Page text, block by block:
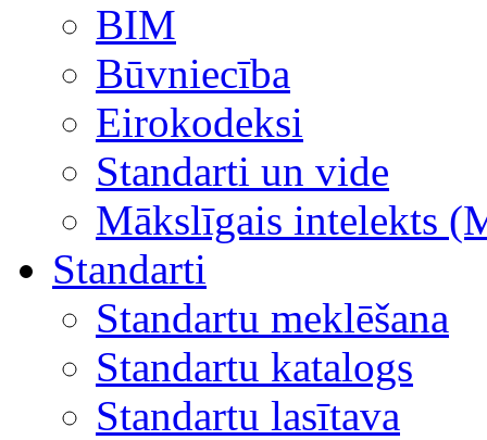
BIM
Būvniecība
Eirokodeksi
Standarti un vide
Mākslīgais intelekts
Standarti
Standartu meklēšana
Standartu katalogs
Standartu lasītava